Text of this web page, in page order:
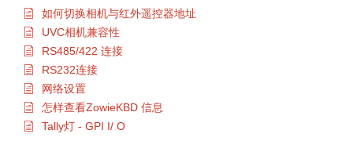
如何切换相机与红外遥控器地址
UVC相机兼容性
RS485/422 连接
RS232连接
网络设置
怎样查看ZowieKBD 信息
Tally灯 - GPI I/ O